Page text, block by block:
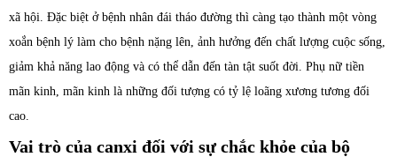
xã hội. Đặc biệt ở bệnh nhân đái tháo đường thì càng tạo thành một vòng
xoắn bệnh lý làm cho bệnh nặng lên, ảnh hưởng đến chất lượng cuộc sống,
giảm khả năng lao động và có thể dẫn đến tàn tật suốt đời. Phụ nữ tiền
mãn kinh, mãn kinh là những đối tượng có tỷ lệ loãng xương tương đối
cao.
Vai trò của canxi đối với sự chắc khỏe của bộ